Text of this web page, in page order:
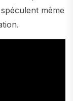
même